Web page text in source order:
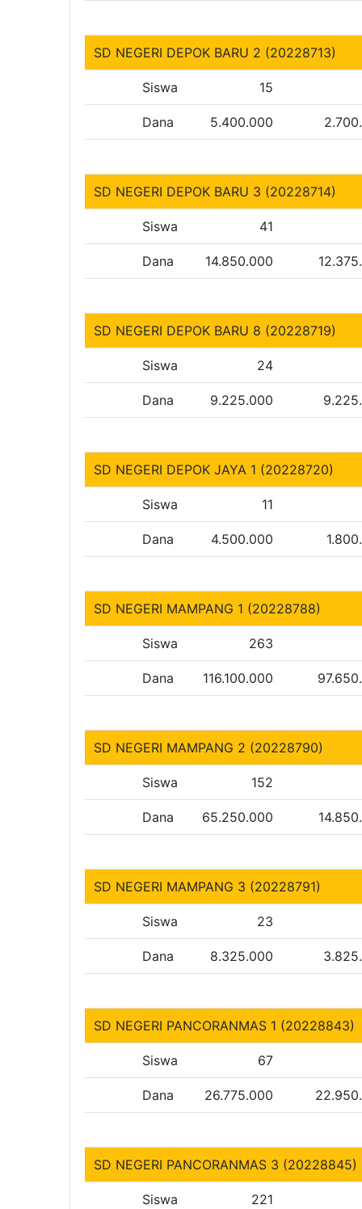
SD NEGERI DEPOK BARU 2 (20228713)
Siswa 15
Dana 5.400.000
SD NEGERI DEPOK BARU 3 (20228714)
Siswa 41
Dana 14.850.000
SD NEGERI DEPOK BARU 8 (20228719)
Siswa 24
Dana 9.225.000
SD NEGERI DEPOK JAYA 1 (20228720)
Siswa 11
Dana 4.500.000
SD NEGERI MAMPANG 1 (20228788)
Siswa 263
Dana 116.100.000
SD NEGERI MAMPANG 2 (20228790)
Siswa 152
Dana 65.250.000
SD NEGERI MAMPANG 3 (20228791)
Siswa 23
Dana 8.325.000
SD NEGERI PANCORANMAS 1 (20228843)
Siswa 67
Dana 26.775.000
SD NEGERI PANCORANMAS 3 (20228845)
Siswa 221